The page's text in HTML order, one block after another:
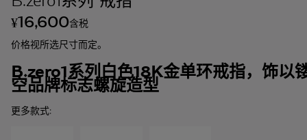
¥16,600含税
价格视所选尺寸而定。
B.zero1系列白色18K金单环戒指，饰以
空品牌标志螺旋造型
更多款式: